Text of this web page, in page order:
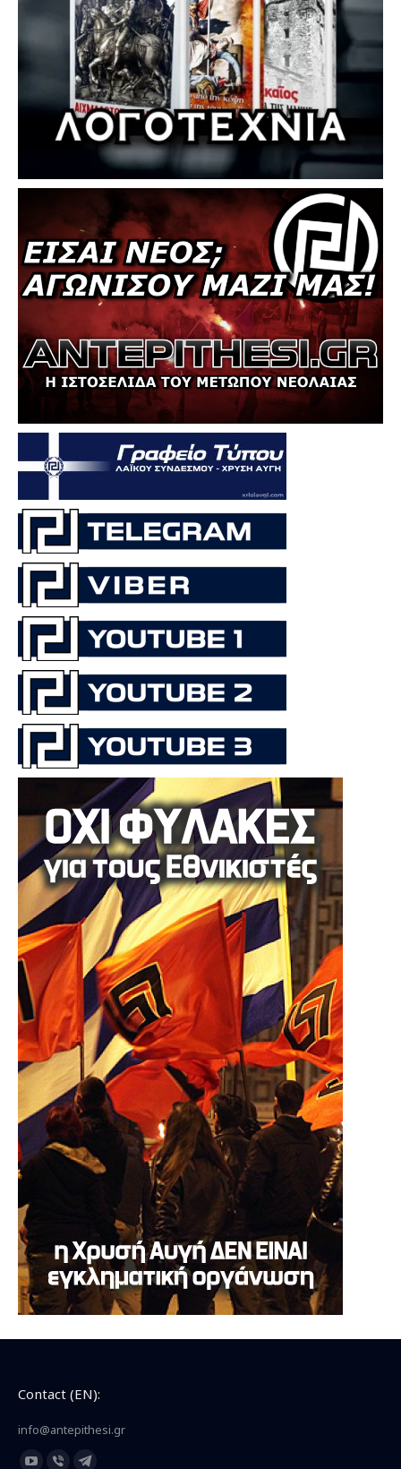
Contact (EN):
info@antepithesi.gr
Find us on: